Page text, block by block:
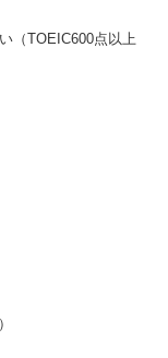
（TOEIC600点以上